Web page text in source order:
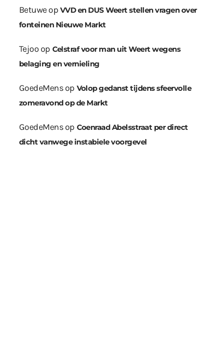
Betuweop VVD en DUS Weert stellen vragen over
fonteinen Nieuwe Markt
Tejoo op Celstraf voor man uit Weert wegens
belaging en vernieling
GoedeMensop Volop gedanst tijdens sfeervolle
zomeravond op de Markt
GoedeMensop Coenraad Abelsstraat per direct
dicht vanwege instabiele voorgevel